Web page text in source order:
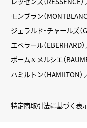
モンブラン（MONTBLANC
ジェラルド・チャールズ（
エベラール（EBERHARD）
ボーム＆メルシエ（
ハミルトン（HAMILTON）
特定商取引法に基づく表